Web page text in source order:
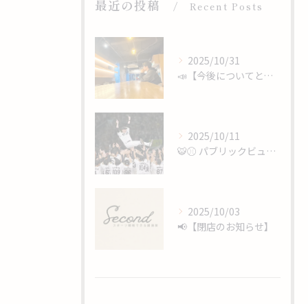
最近の投稿 Recent Posts
2025/10/31
📣【今後についてと、心からのありがとうを】
2025/10/11
🐯⚾️ パブリックビューイング開催 ⚾️🐯
2025/10/03
📢【閉店のお知らせ】